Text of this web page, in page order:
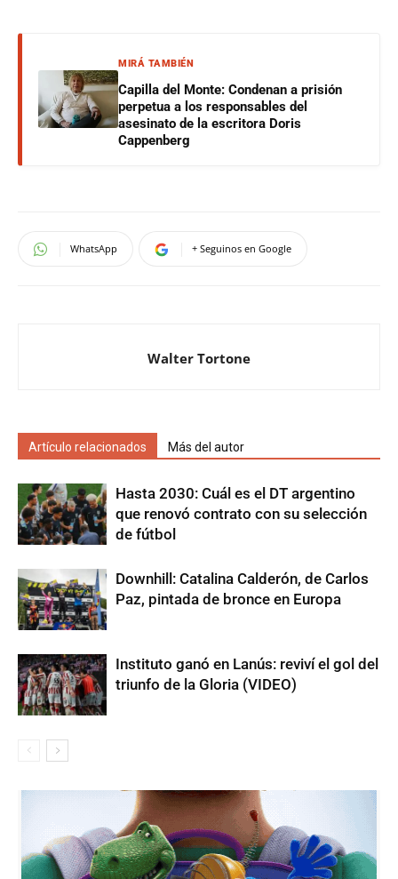
MIRÁ TAMBIÉN
Capilla del Monte: Condenan a prisión
perpetua a los responsables del
asesinato de la escritora Doris
Cappenberg
WhatsApp + Seguinos en Google
Walter Tortone
Artículo relacionados Más del autor
Hasta 2030: Cuál es el DT argentino
que renovó contrato con su selección
de fútbol
Downhill: Catalina Calderón, de Carlos
Paz, pintada de bronce en Europa
Instituto ganó en Lanús: reviví el gol del
triunfo de la Gloria (VIDEO)